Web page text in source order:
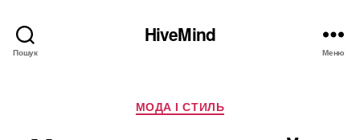
Пошук
HiveMind
Меню
Категорії
МОДА І СТИЛЬ